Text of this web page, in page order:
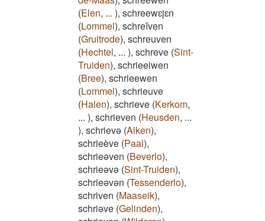
(Elen, ... ), schreewɛjɛn
(Lommel), schreĭven
(Gruitrode), schreuven
(Hechtel, ... ), schreve (Sint-
Truiden), schrieeiwen
(Bree), schrieewen
(Lommel), schrieuve
(Halen), schrieve (Kerkom,
... ), schrieven (Heusden, ...
), schrievə (Alken),
schrieève (Paal),
schrieəven (Beverlo),
schrieəvə (Sint-Truiden),
schrieəvən (Tessenderlo),
schriven (Maaseik),
schriəve (Gelinden),